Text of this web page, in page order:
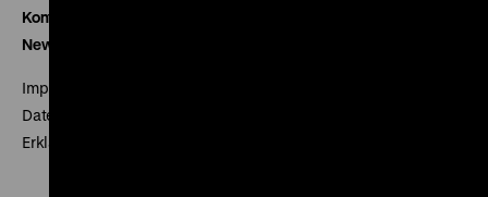
Kontakt
Newsletter
Impressum
Datenschutz
Erklärung digitale Barrierefreiheit